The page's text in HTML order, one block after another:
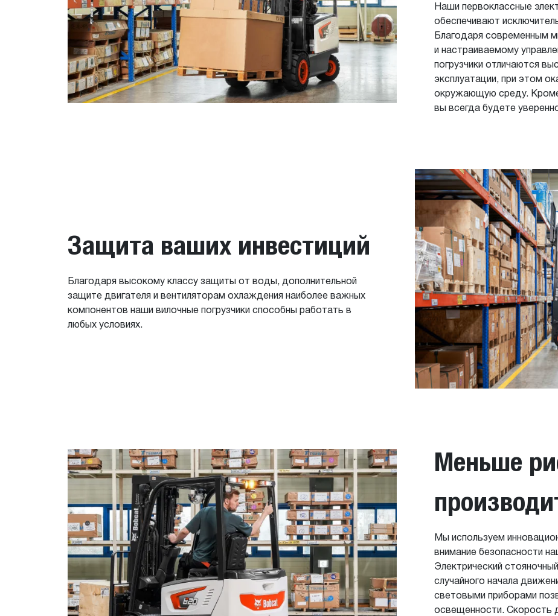
Наши первоклассные
обеспечивают
Благодаря современным
и настраиваемому
погрузчики отличаются
эксплуатации, при этом
окружающую среду. Кроме
вы всегда будете
Защита ваших инвестиций
Благодаря высокому классу защиты от воды, дополнительной
защите двигателя и вентиляторам охлаждения наиболее важных
компонентов наши вилочные погрузчики способны работать в
любых условиях.
Меньше
Мы используем
внимание безопасности
Электрический
случайного начала
световыми приборами
освещенности. Скорость